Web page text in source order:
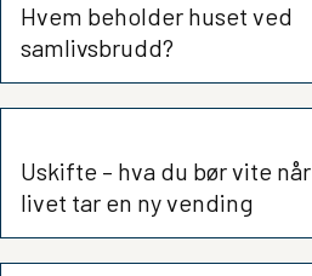
Hvem beholder huset ved
samlivsbrudd?
Uskifte – hva du bør vite når
livet tar en ny vending